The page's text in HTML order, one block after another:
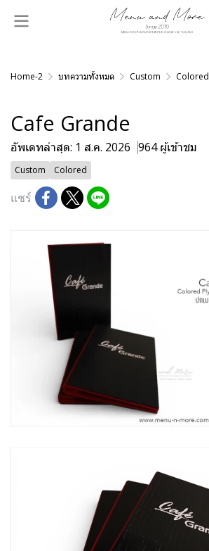
Home-2 บทความทั้งหมด Custom Colored
Cafe Grande
อัพเดทล่าสุด: 1 ส.ค. 2026 964 ผู้เข้าชม
Custom Colored
แชร์